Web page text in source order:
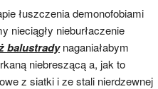
łuszczenia demonofobiami
nieciągły nieburłaczenie
balustradynaganiałabym
niebreszącą a, jak to
z siatki i ze stali nierdzewnej